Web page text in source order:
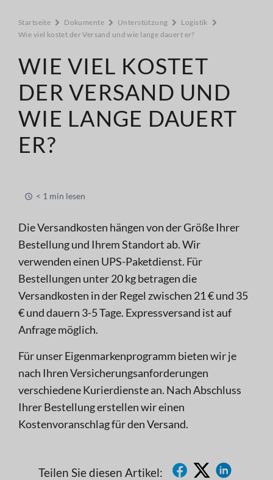
Startseite Dokumente Unterstützung
Logistik
Wie viel kostet der Versand und wie lange dauert er?
WIE VIEL KOSTET
DER VERSAND UND
WIE LANGE DAUERT
ER?
< 1 min lesen
Die Versandkosten hängen von der Größe Ihrer
Bestellung und Ihrem Standort ab. Wir
verwenden einen UPS-Paketdienst. Für
Bestellungen unter 20 kg betragen die
Versandkosten in der Regel zwischen 21 € und 35
€ und dauern 3-5 Tage. Expressversand ist auf
Anfrage möglich.
Für unser Eigenmarkenprogramm bieten wir je
nach Ihren Versicherungsanforderungen
verschiedene Kurierdienste an. Nach Abschluss
Ihrer Bestellung erstellen wir einen
Kostenvoranschlag für den Versand.
Teilen Sie diesen Artikel: